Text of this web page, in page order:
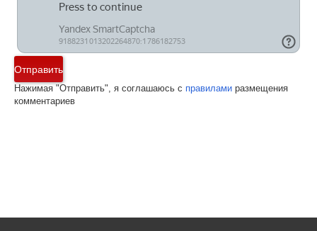
Отправить
Нажимая "Отправить", я соглашаюсь с правилами размещения
комментариев